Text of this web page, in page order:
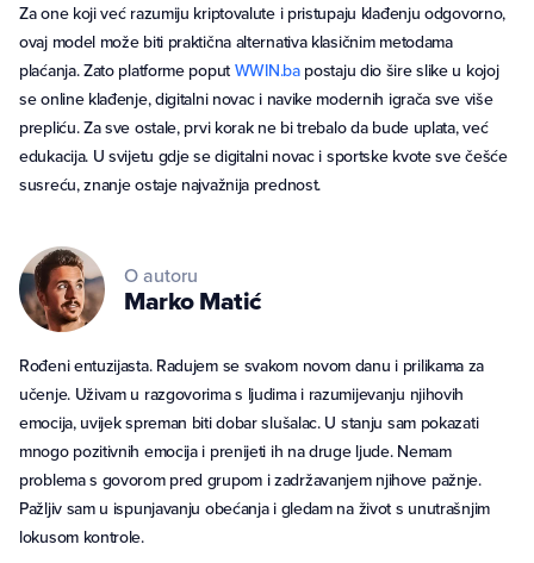
Za one koji već razumiju kriptovalute i pristupaju klađenju odgovorno,
ovaj model može biti praktična alternativa klasičnim metodama
plaćanja. Zato platforme poput WWIN.bapostaju dio šire slike u kojoj
se online klađenje, digitalni novac i navike modernih igrača sve više
prepliću. Za sve ostale, prvi korak ne bi trebalo da bude uplata, već
edukacija. U svijetu gdje se digitalni novac i sportske kvote sve češće
susreću, znanje ostaje najvažnija prednost.
O autoru
MarkoMatić
Rođeni entuzijasta. Radujem se svakom novom danu i prilikama za
učenje. Uživam u razgovorima s ljudima i razumijevanju njihovih
emocija, uvijek spreman biti dobar slušalac. U stanju sam pokazati
mnogo pozitivnih emocija i prenijeti ih na druge ljude. Nemam
problema s govorom pred grupom i zadržavanjem njihove pažnje.
Pažljiv sam u ispunjavanju obećanja i gledam na život s unutrašnjim
lokusom kontrole.